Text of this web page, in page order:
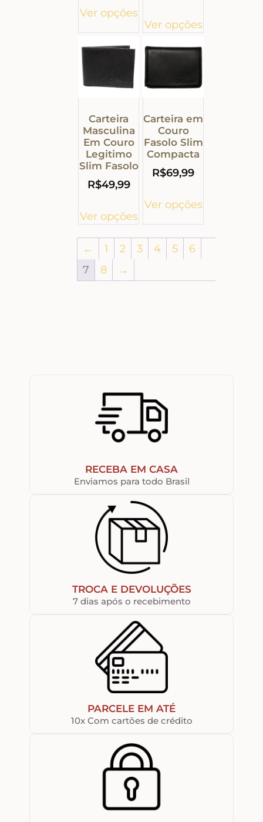
Ver opções
Ver opções
Carteira
Masculina
Em Couro
Legitimo
Slim Fasolo
R$49,99
Ver opções
Carteira em
Couro
Fasolo Slim
Compacta
R$69,99
Ver opções
← 1 2 3 4 5
6
7
8 →
RECEBA EM CASA
Enviamos para todo Brasil
TROCA E DEVOLUÇÕES
7 dias após o recebimento
PARCELE EM ATÉ
10x Com cartões de crédito